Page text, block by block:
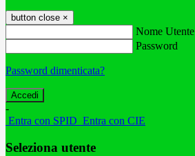
button close ×
Nome Utente
Password
Password dimenticata?
-
Entra con SPID Entra con CIE
Seleziona utente